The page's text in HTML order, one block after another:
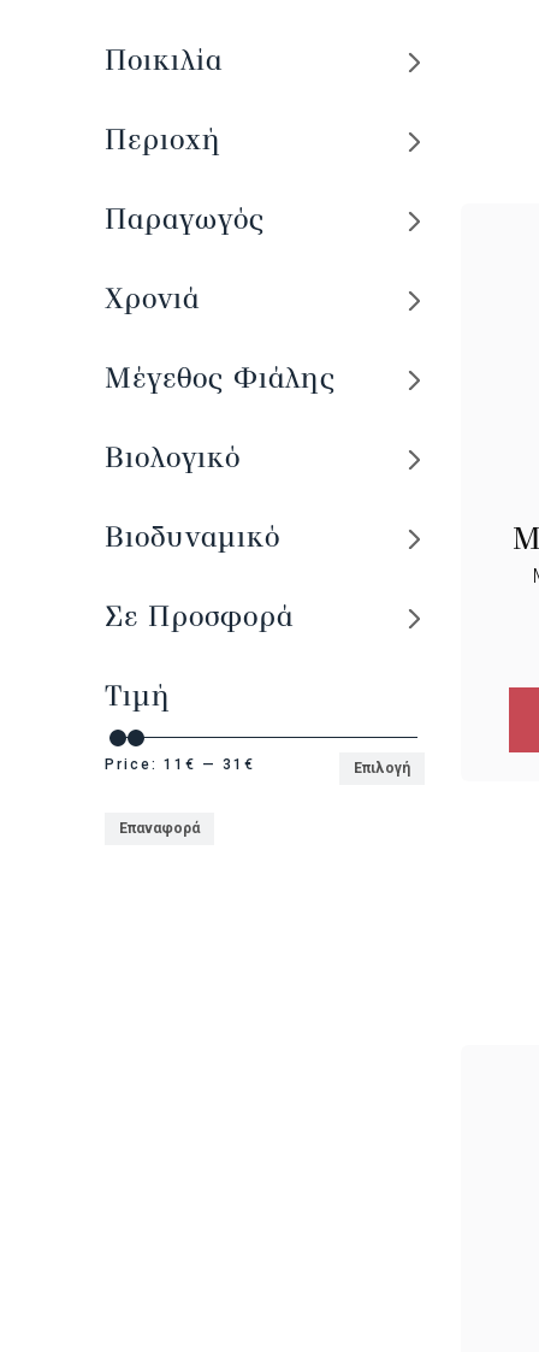
Ποικιλία
Περιοχή
Παραγωγός
Χρονιά
Μέγεθος Φιάλης
Βιολογικό
Βιοδυναμικό
Σε Προσφορά
Τιμή
Επιλογή
Price: 11€ — 31€
Επαναφορά